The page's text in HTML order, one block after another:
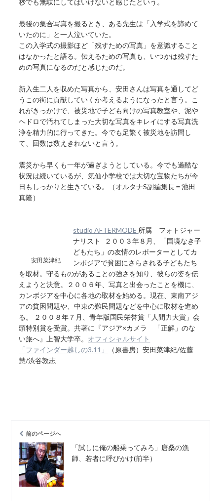
最後の集合写真を撮るとき、ある先生は「入学式を諦めて
いたのに」と一人泣いていた。
この入学式の撮影ほど「残すための写真」を意識すること
はなかったと語る。伝えるための写真も、いつかは残すた
めの写真になるのだと感じたのだ。
新入生二人を収めた写真から、安田さんは写真を通してど
うこの街に貢献していくか考えるようになったと言う。こ
れがきっかけで、被災地で子ども向けの写真教室や、泥や
ヘドロで汚れてしまった大切な写真をキレイにする写真洗
浄を精力的に行ってきた。今でも足繁く被災地を訪問し
て、回数は数えきれないと言う。
震災から早くも一年が過ぎようとしている。今でも過酷な
状況は続いているが、気仙小学校では大切な宝物たちが今
日もしっかりと生きている。（オルタナS副編集長＝池田
真隆）
安田菜津紀
studio AFTERMODE 所属 フォトジャー
ナリスト ２００３年８月、「国境なき子
どもたち」の友情のレポーターとしてカ
ンボジアで貧困にさらされる子どもたち
を取材。守るものがあることの強さを知り、彼らの姿を伝
えようと決意。２００６年、写真と出会ったことを機に、
カンボジアを中心に各地の取材を始める。現在、東南アジ
アの貧困問題や、中東の難民問題などを中心に取材を進め
る。 ２００８年７月、青年版国民栄誉賞「人間力大賞」会
頭特別賞を受賞。共著に『アジア×カメラ 「正解」のな
い旅へ』上智大学卒。 オフィシャルサイト
「ファインダー越しの3.11」
（原書房）安田菜津紀/佐藤
慧/渋谷敦志
前のページへ
「試しに俺の船乗ってみろ」唐桑の漁
師、若者に呼びかけ(前半）